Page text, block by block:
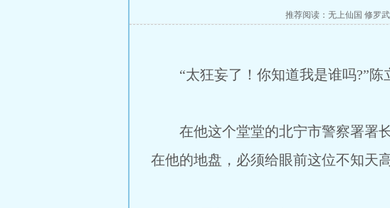
推荐阅读： 无上仙国 修罗
“太狂妄了！你知道我是谁吗?”陈
在他这个堂堂的北宁市警察署署长
在他的地盘，必须给眼前这位不知天